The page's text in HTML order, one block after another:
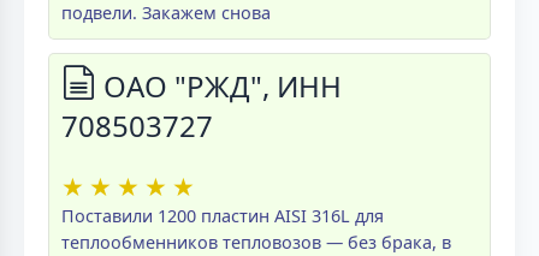
подвели. Закажем снова
ОАО "РЖД", ИНН
708503727
★ ★ ★ ★ ★
Поставили 1200 пластин AISI 316L для
теплообменников тепловозов — без брака, в